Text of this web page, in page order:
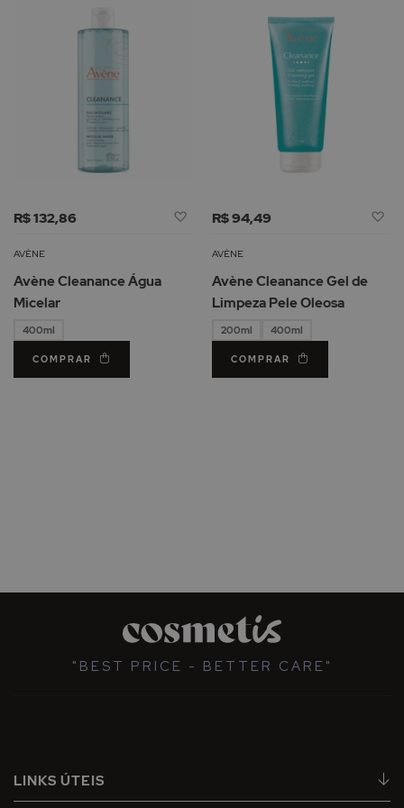
R$ 132,86
Adicionar
Lista
Desejos
AVÈNE
Avène Cleanance Água
Micelar
400ml
COMPRAR
R$ 94,49
AVÈNE
Avène Cleanance Gel de
Limpeza Pele Oleosa
200ml 400ml
COMPRAR
"BEST PRICE - BETTER CARE"
LINKS ÚTEIS